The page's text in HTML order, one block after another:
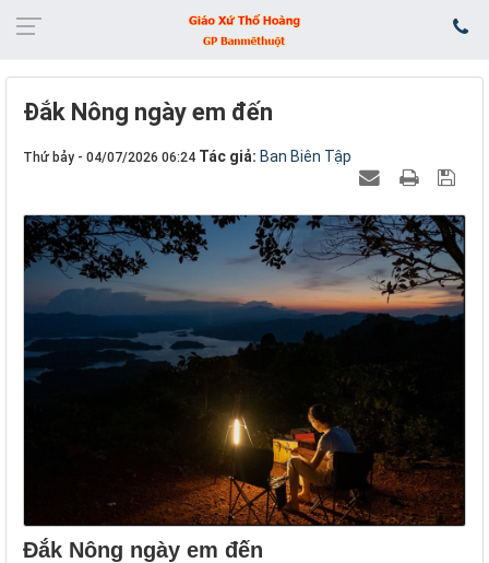
Đắk Nông ngày em đến
Thứ bảy - 04/07/2026 06:24 Tác giả: Ban Biên Tập
Đắk Nông ngày em đến